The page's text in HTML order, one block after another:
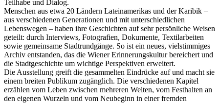
Teilhabe und Dialog.
Menschen aus etwa 20 Ländern Lateinamerikas und der Karibik –
aus verschiedenen Generationen und mit unterschiedlichen
Lebenswegen – haben ihre Geschichten auf sehr persönliche Weisen
geteilt: durch Interviews, Fotografien, Dokumente, Textilarbeiten
sowie gemeinsame Stadtrundgänge. So ist ein neues, vielstimmiges
Archiv entstanden, das die Wiener Erinnerungskultur bereichert und
die Stadtgeschichte um wichtige Perspektiven erweitert.
Die Ausstellung greift die gesammelten Eindrücke auf und macht sie
einem breiten Publikum zugänglich. Die verschiedenen Kapitel
erzählen vom Leben zwischen mehreren Welten, vom Festhalten an
den eigenen Wurzeln und vom Neubeginn in einer fremden